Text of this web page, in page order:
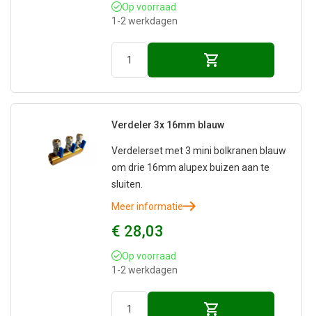
Op voorraad
1-2 werkdagen
Verdeler 3x 16mm blauw
Verdelerset met 3 mini bolkranen blauw
om drie 16mm alupex buizen aan te
sluiten.
Meer informatie
€ 28,03
Op voorraad
1-2 werkdagen